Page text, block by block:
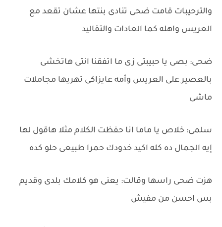
والترحيبات قامت ضحى تنادى بنتها عشان تقعد مع
العريس واهله كما العادات والتقاليد
ضحى: بصى يا حبيبتى زى ما اتفقنا انتى هاتخشى
بالعصير على العريس وأمه عايزاكى تهريها مجاملات
ماشى
سلمى: خلاص يا ماما انا حفظت الكلام مثلا هاقول لها
إيه الجمال ده كله اكيد خدودك حمرا طبيعى حلو كده
هزت ضحى راسها وقالت: يعنى هو كلامك بلدى وقديم
بس احسن من مفيش